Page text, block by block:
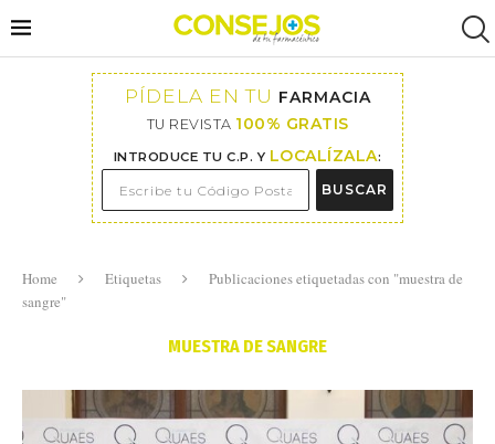
PÍDELA EN TU FARMACIA
TU REVISTA 100% GRATIS
INTRODUCE TU C.P. Y LOCALÍZALA:
BUSCAR
Home Etiquetas
Publicaciones etiquetadas con "muestra de
sangre"
MUESTRA DE SANGRE